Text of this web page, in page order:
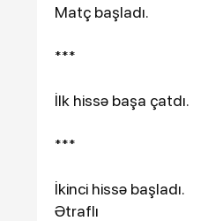
Matç başladı.
***
İlk hissə başa çatdı.
***
İkinci hissə başladı.
Ətraflı